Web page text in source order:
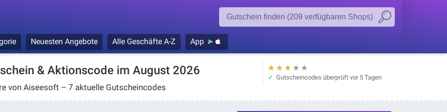
Neuesten Angebote Alle Geschäfte A-Z App
& Aktionscode im August 2026
von Aiseesoft – 7 aktuelle Gutscheincodes
★
★
★
★
★
Gutscheincodes überprüft vor 5 Tagen